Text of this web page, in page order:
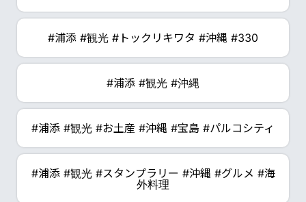
#浦添 #観光 #トックリキワタ #沖縄 #330
#浦添 #観光 #沖縄
#浦添 #観光 #お土産 #沖縄 #宝島 #パルコシティ
#浦添 #観光 #スタンプラリー #沖縄 #グルメ #海
外料理